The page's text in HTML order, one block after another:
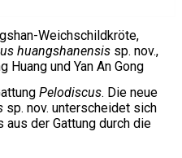
Weichschildkröte,
huangshanensissp. nov.,
Huang und Yan An Gong
Pelodiscus. Die neue
sp. nov. unterscheidet sich
der Gattung durch die